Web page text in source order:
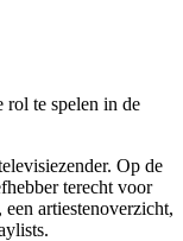
rol te spelen in de
Op de
terecht voor
artiestenoverzicht,